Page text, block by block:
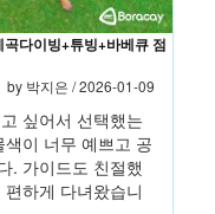
다이빙+튜빙+바베큐 점
by 박지은 / 2026-01-09
싶어서 선택했는
이 너무 예쁘고 공
. 가이드도 친절했
하게 다녀왔습니